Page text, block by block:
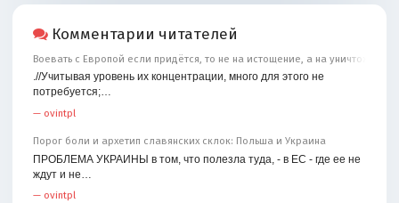
Комментарии читателей
Воевать с Европой если придётся, то не на истощение, а на уничтожение
.//Учитывая уровень их концентрации, много для этого не
потребуется;…
— ovintpl
Порог боли и архетип славянских склок: Польша и Украина
ПРОБЛЕМА УКРАИНЫ в том, что полезла туда, - в ЕС - где ее не
ждут и не…
— ovintpl